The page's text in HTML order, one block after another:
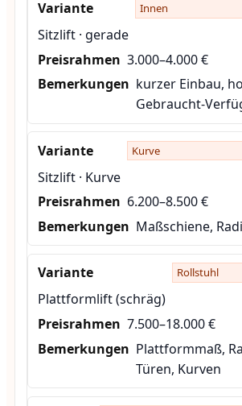
Innen
Sitzlift · gerade
3.000–4.000 €
kurzer Einbau,
Gebraucht-
Kurve
Sitzlift · Kurve
6.200–8.500 €
Maßschiene,
Rollstuhl
Plattformlift (schräg)
7.500–18.000 €
Plattformmaß,
Türen, Kurven